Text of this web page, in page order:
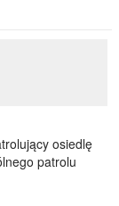
osiedlę
patrolu